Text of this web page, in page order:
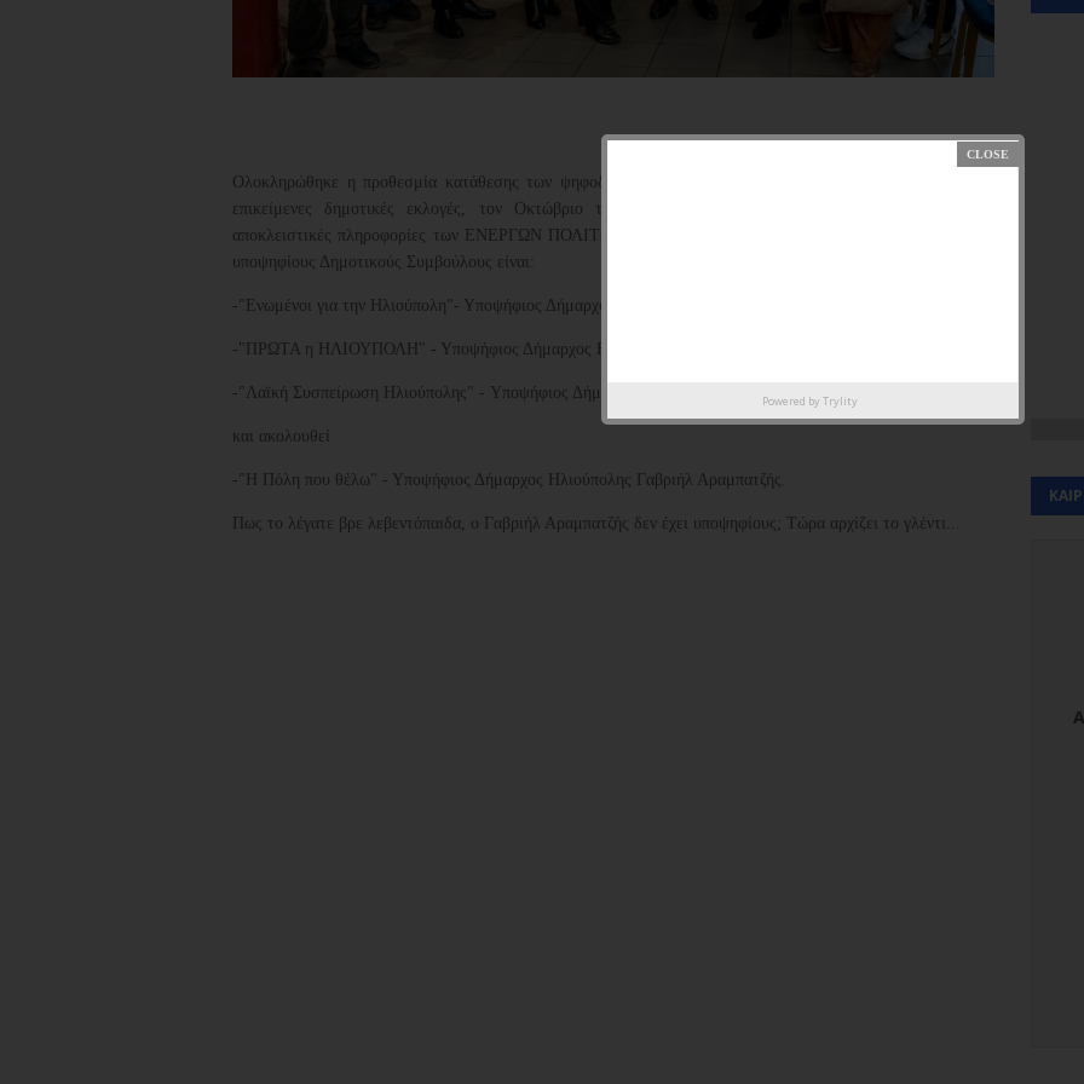
Ολοκληρώθηκε η προθεσμία κατάθεσης των ψηφοδελτίων για τις παρατάξεις που θα λάβουν μέρος στις
επικείμενες δημοτικές εκλογές, τον Οκτώβριο του 2023 και στον Δήμο Ηλιούπολης σύμφωνα με
αποκλειστικές πληροφορίες των ΕΝΕΡΓΩΝ ΠΟΛΙΤΩΝ οι 3 Δημοτικές Παρατάξεις με τους περισσότερους
υποψηφίους Δημοτικούς Συμβούλους είναι:
-"Ενωμένοι για την Ηλιούπολη"- Υποψήφιος Δήμαρχος Ηλιούπολης Γιώργος Χατζηδάκης
-"ΠΡΩΤΑ η ΗΛΙΟΥΠΟΛΗ" - Υποψήφιος Δήμαρχος Ηλιούπολης Στάθης Ψυρρόπουλος.
-"Λαϊκή Συσπείρωση Ηλιούπολης" - Υποψήφιος Δήμαρχος Ηλιούπολης Αλέξανδρος Μπουγάς.
και ακολουθεί
-"Η Πόλη που θέλω" - Υποψήφιος Δήμαρχος Ηλιούπολης Γαβριήλ Αραμπατζής.
Πως το λέγατε βρε λεβεντόπαιδα, ο Γαβριήλ Αραμπατζής δεν έχει υποψηφίους; Τώρα αρχίζει το γλέντι...
Powered byTrylity